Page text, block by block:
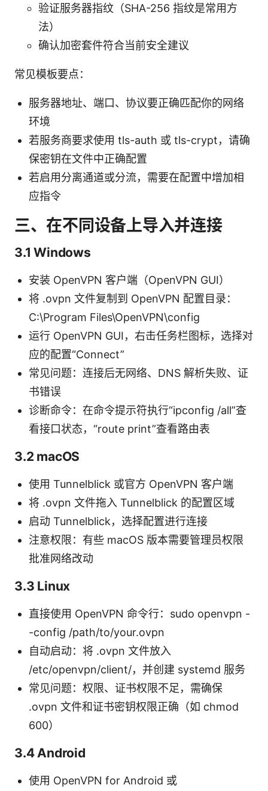
验证服务器指纹（SHA-256 指纹是常用方
法）
确认加密套件符合当前安全建议
常见模板要点：
服务器地址、端口、协议要正确匹配你的网络
环境
若服务商要求使用 tls-auth 或 tls-crypt，请确
保密钥在文件中正确配置
若启用分离通道或分流，需要在配置中增加相
应指令
三、在不同设备上导入并连接
3.1 Windows
安装 OpenVPN 客户端（OpenVPN GUI）
将 .ovpn 文件复制到 OpenVPN 配置目录：
C:\Program Files\OpenVPN\config
运行 OpenVPN GUI，右击任务栏图标，选择对
应的配置“Connect”
常见问题：连接后无网络、DNS 解析失败、证
书错误
诊断命令：在命令提示符执行“ipconfig /all”查
看接口状态，“route print”查看路由表
3.2 macOS
使用 Tunnelblick 或官方 OpenVPN 客户端
将 .ovpn 文件拖入 Tunnelblick 的配置区域
启动 Tunnelblick，选择配置进行连接
注意权限：有些 macOS 版本需要管理员权限
批准网络改动
3.3 Linux
直接使用 OpenVPN 命令行：sudo openvpn -
-config /path/to/your.ovpn
自动启动：将 .ovpn 文件放入
/etc/openvpn/client/，并创建 systemd 服务
常见问题：权限、证书权限不足，需确保
.ovpn 文件和证书密钥权限正确（如 chmod
600）
3.4 Android
使用 OpenVPN for Android 或